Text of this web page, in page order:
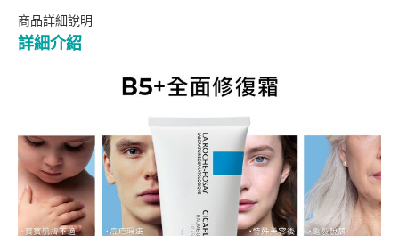
商品詳細說明
詳細介紹